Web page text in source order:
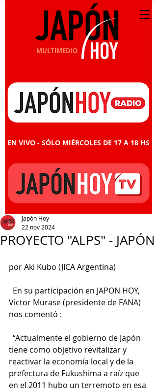
MULTIMEDIO
EN VIVO - SÓLO MIÉRCOLES DE 17 A 18 HS
PROYECTO "ALPS" - JAPÓN
Japón Hoy
22 nov 2024
por Aki Kubo (JICA Argentina)
En su participación en JAPON HOY,
Victor Murase (presidente de FANA)
nos comentó :
“Actualmente el gobierno de Japón
tiene como objetivo revitalizar y
reactivar la economía local y de la
prefectura de Fukushima a raíz que
en el 2011 hubo un terremoto en esa